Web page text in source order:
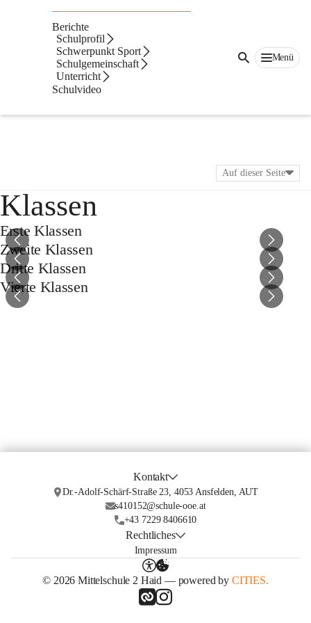
Berichte
Schulprofil
Schwerpunkt Sport
Schulgemeinschaft
Unterricht
Schulvideo
Menü
Auf dieser Seite
Klassen
Erste Klassen
Zweite Klassen
Dritte Klassen
Vierte Klassen
Kontakt
Dr.-Adolf-Schärf-Straße 23, 4053 Ansfelden, AUT
s410152@schule-ooe.at
+43 7229 8406610
Rechtliches
Impressum
© 2026 Mittelschule 2 Haid — powered by CITIES.